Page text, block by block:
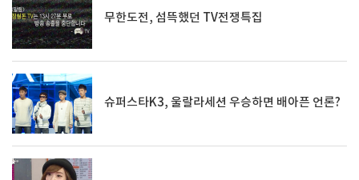
무한도전, 섬뜩했던 TV전쟁특집
슈퍼스타K3, 울랄라세션 우승하면 배아픈 언론?